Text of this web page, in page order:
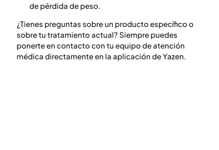
de pérdida de peso.
¿Tienes preguntas sobre un producto específico o
sobre tu tratamiento actual? Siempre puedes
ponerte en contacto con tu equipo de atención
médica directamente en la aplicación de Yazen.